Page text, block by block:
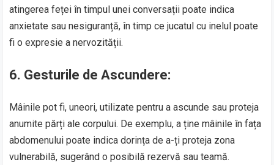
atingerea feței în timpul unei conversații poate indica
anxietate sau nesiguranță, în timp ce jucatul cu inelul poate
fi o expresie a nervozității.
6. Gesturile de Ascundere:
Mâinile pot fi, uneori, utilizate pentru a ascunde sau proteja
anumite părți ale corpului. De exemplu, a ține mâinile în fața
abdomenului poate indica dorința de a-ți proteja zona
vulnerabilă, sugerând o posibilă rezervă sau teamă.